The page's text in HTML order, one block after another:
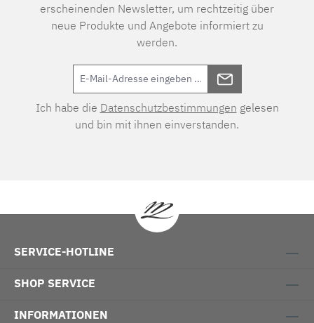
erscheinenden Newsletter, um rechtzeitig über
neue Produkte und Angebote informiert zu
werden.
Ich habe die Datenschutzbestimmungen gelesen
und bin mit ihnen einverstanden.
SERVICE-HOTLINE
SHOP SERVICE
INFORMATIONEN